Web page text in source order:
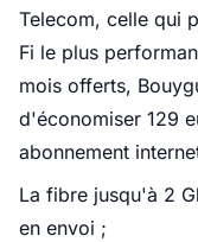
Telecom, celle qui
Fi le plus
mois offerts,
d'économiser 129
abonnement
La fibre jusqu'à 2
en envoi ;